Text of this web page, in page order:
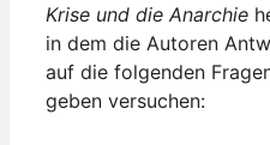
Krise und die Anarchie
in dem die Autoren
auf die folgenden
geben versuchen: